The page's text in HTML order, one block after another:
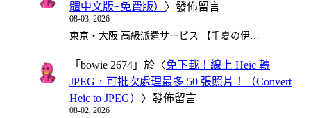
體中文版+免費版） 〉發佈留言
08-03, 2026
東京・大阪 高級派遣サービス 【千夏の伊…
「 bowie 2674 」於〈免下載！線上 Heic 轉
JPEG，可批次處理最多 50 張照片！（Convert
Heic to JPEG） 〉發佈留言
08-02, 2026